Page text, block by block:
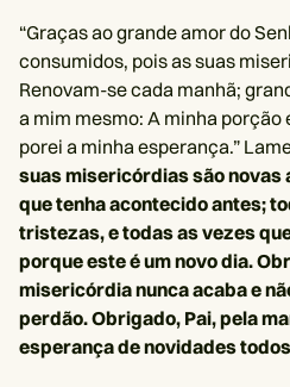
“Graças ao grande amor do
consumidos, pois as suas
Renovam-se cada manhã;
a mim mesmo: A minha porção
porei a minha esperança.”
suas misericórdias são novas
que tenha acontecido antes;
tristezas, e todas as vezes
porque este é um novo dia.
misericórdia nunca acaba e
perdão. Obrigado, Pai, pela
esperança de novidades